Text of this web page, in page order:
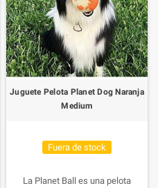
Juguete Pelota Planet Dog Naranja
Medium
Fuera de stock
La Planet Ball es una pelota